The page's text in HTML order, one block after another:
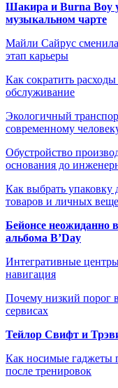
Шакира и Burna Boy
музыкальном чарте
Майли Сайрус
этап карьеры
Как сократить
обслуживание
Экологичный
современному
Обустройство
основания до
Как выбрать упаковку
товаров и личных
Бейонсе неожиданно
альбома B’Day
Интегративные
навигация
Почему низкий порог
сервисах
Тейлор Свифт и
Как носимые гаджеты
после тренировок